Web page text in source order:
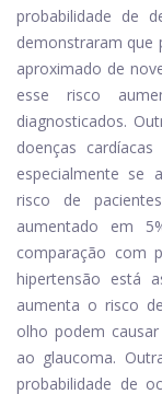
probabilidade de
demonstraram que
aproximado de
esse risco
diagnosticados.
doenças
especialmente se
risco de
aumentado em
comparação com
hipertensão está
aumenta o risco
olho podem
ao glaucoma.
probabilidade de